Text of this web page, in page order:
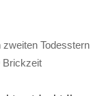
Todesstern
Brickzeit